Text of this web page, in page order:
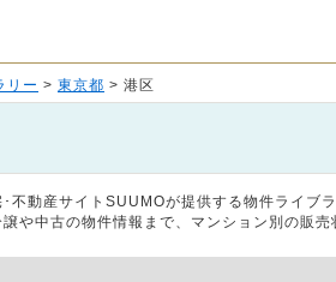
リー > 東京都 > 港区
不動産サイトSUUMOが提供する物件ライブ
や中古の物件情報まで、マンション別の販売